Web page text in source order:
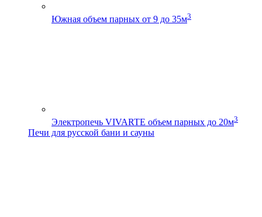
Южная объем парных от 9 до 35м3
Электропечь VIVARTE объем парных до 20м3
Печи для русской бани и сауны